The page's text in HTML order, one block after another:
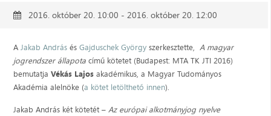
2016. október 20. 10:00 - 2016. október 20. 12:00
A Jakab András ésGajduschek György szerkesztette,
A magyar
jogrendszer állapota című kötetet (Budapest: MTA TK JTI 2016)
bemutatjaVékás Lajos akadémikus, a Magyar Tudományos
Akadémia alelnöke (a kötet letölthető innen).
Jakab András két kötetét – Az európai alkotmányjog nyelve